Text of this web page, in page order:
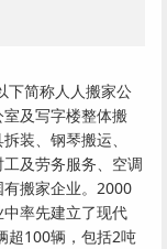
下简称人人搬家公
及写字楼整体搬
装、钢琴搬运、
及劳务服务、空调
搬家企业。2000
率先建立了现代
超100辆，包括2吨